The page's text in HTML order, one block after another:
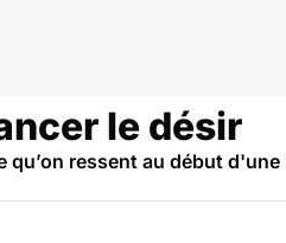
le désir
ressent au début